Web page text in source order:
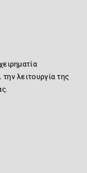
λειτουργία της